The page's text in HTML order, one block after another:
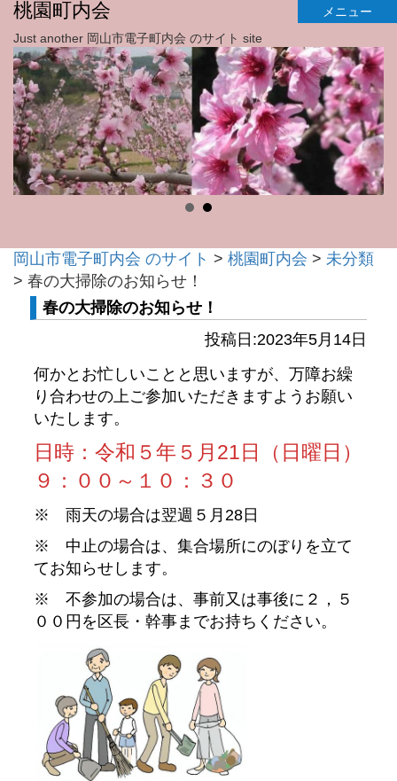
桃園町内会
メニュー
Just another 岡山市電子町内会 のサイト site
岡山市電子町内会 のサイト > 桃園町内会 > 未分類
> 春の大掃除のお知らせ！
春の大掃除のお知らせ！
投稿日:2023年5月14日
何かとお忙しいことと思いますが、万障お繰
り合わせの上ご参加いただきますようお願い
いたします。
日時：令和５年５月21日（日曜日）
９：００～１０：３０
※ 雨天の場合は翌週５月28日
※ 中止の場合は、集合場所にのぼりを立て
てお知らせします。
※ 不参加の場合は、事前又は事後に２，５
００円を区長・幹事までお持ちください。